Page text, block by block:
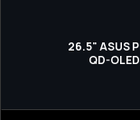
26.5" ASUS
QD-